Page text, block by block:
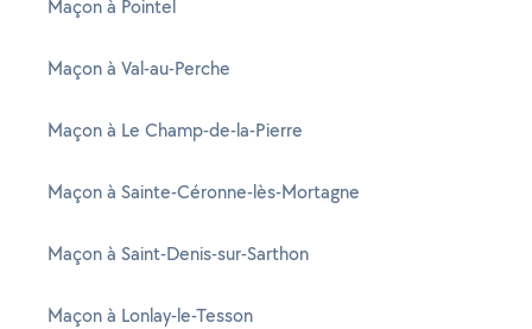
Maçon à Pointel
Maçon à Val-au-Perche
Maçon à Le Champ-de-la-Pierre
Maçon à Sainte-Céronne-lès-Mortagne
Maçon à Saint-Denis-sur-Sarthon
Maçon à Lonlay-le-Tesson